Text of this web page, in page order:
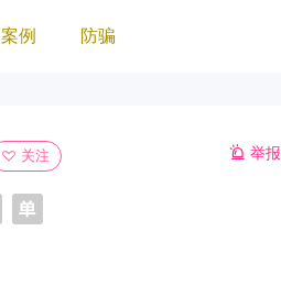
案例 防骗
关注 举报